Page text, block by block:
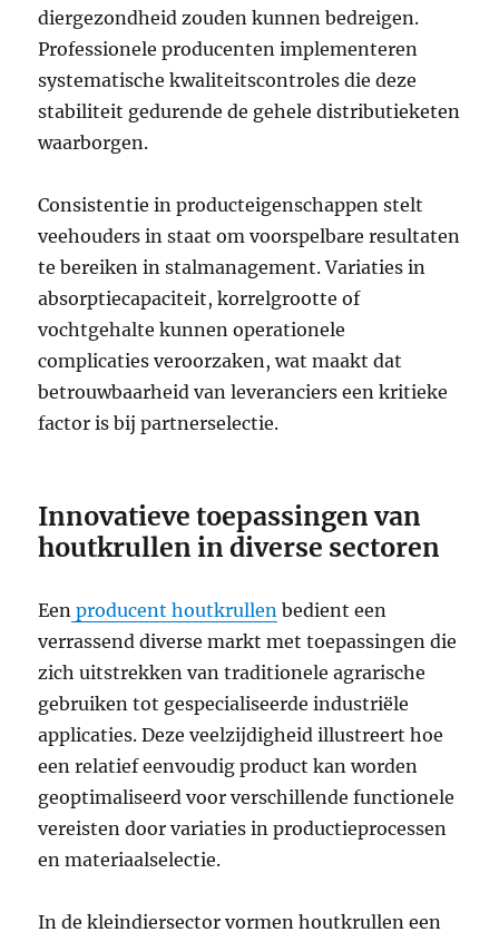
diergezondheid zouden kunnen bedreigen.
Professionele producenten implementeren
systematische kwaliteitscontroles die deze
stabiliteit gedurende de gehele distributieketen
waarborgen.
Consistentie in producteigenschappen stelt
veehouders in staat om voorspelbare resultaten
te bereiken in stalmanagement. Variaties in
absorptiecapaciteit, korrelgrootte of
vochtgehalte kunnen operationele
complicaties veroorzaken, wat maakt dat
betrouwbaarheid van leveranciers een kritieke
factor is bij partnerselectie.
Innovatieve toepassingen van
houtkrullen in diverse sectoren
Een producent houtkrullen bedient een
verrassend diverse markt met toepassingen die
zich uitstrekken van traditionele agrarische
gebruiken tot gespecialiseerde industriële
applicaties. Deze veelzijdigheid illustreert hoe
een relatief eenvoudig product kan worden
geoptimaliseerd voor verschillende functionele
vereisten door variaties in productieprocessen
en materiaalselectie.
In de kleindiersector vormen houtkrullen een